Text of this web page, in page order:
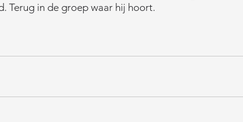
Terug in de groep waar hij hoort.